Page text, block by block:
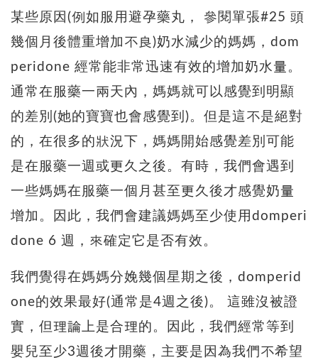
某些原因(例如服用避孕藥丸， 參閱單張#25 頭
幾個月後體重增加不良)奶水減少的媽媽，dom
peridone 經常能非常迅速有效的增加奶水量。
通常在服藥一兩天內，媽媽就可以感覺到明顯
的差別(她的寶寶也會感覺到)。但是這不是絕對
的，在很多的狀況下，媽媽開始感覺差別可能
是在服藥一週或更久之後。有時，我們會遇到
一些媽媽在服藥一個月甚至更久後才感覺奶量
增加。因此，我們會建議媽媽至少使用domperi
done 6 週，來確定它是否有效。
我們覺得在媽媽分娩幾個星期之後，domperid
one的效果最好(通常是4週之後)。 這雖沒被證
實，但理論上是合理的。因此，我們經常等到
嬰兒至少3週後才開藥，主要是因為我們不希望